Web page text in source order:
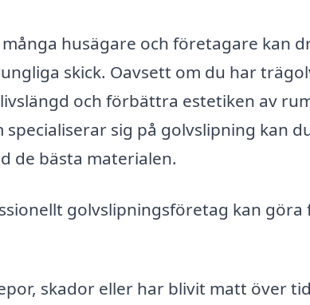
husägare och företagare kan
skick. Oavsett om du har
och förbättra estetiken av
sig på golvslipning kan
de bästa materialen.
golvslipningsföretag kan göra
skador eller har blivit matt över